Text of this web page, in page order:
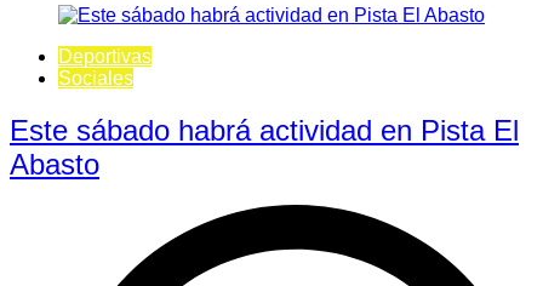
Deportivas
Sociales
Este sábado habrá actividad en Pista El
Abasto